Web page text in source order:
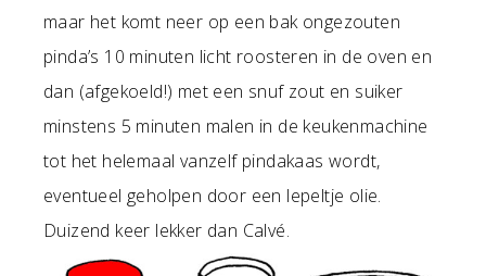
maar het komt neer op een bak ongezouten
pinda’s 10 minuten licht roosteren in de oven en
dan (afgekoeld!) met een snuf zout en suiker
minstens 5 minuten malen in de keukenmachine
tot het helemaal vanzelf pindakaas wordt,
eventueel geholpen door een lepeltje olie.
Duizend keer lekker dan Calvé.